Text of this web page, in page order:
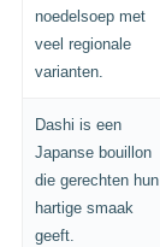
noedelsoep met
veel regionale
varianten.
Dashi is een
Japanse bouillon
die gerechten hun
hartige smaak
geeft.